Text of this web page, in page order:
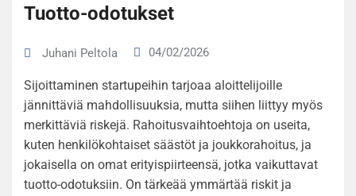
Tuotto-odotukset
Juhani Peltola 04/02/2026
Sijoittaminen startupeihin tarjoaa aloittelijoille
jännittäviä mahdollisuuksia, mutta siihen liittyy myös
merkittäviä riskejä. Rahoitusvaihtoehtoja on useita,
kuten henkilökohtaiset säästöt ja joukkorahoitus, ja
jokaisella on omat erityispiirteensä, jotka vaikuttavat
tuotto-odotuksiin. On tärkeää ymmärtää riskit ja